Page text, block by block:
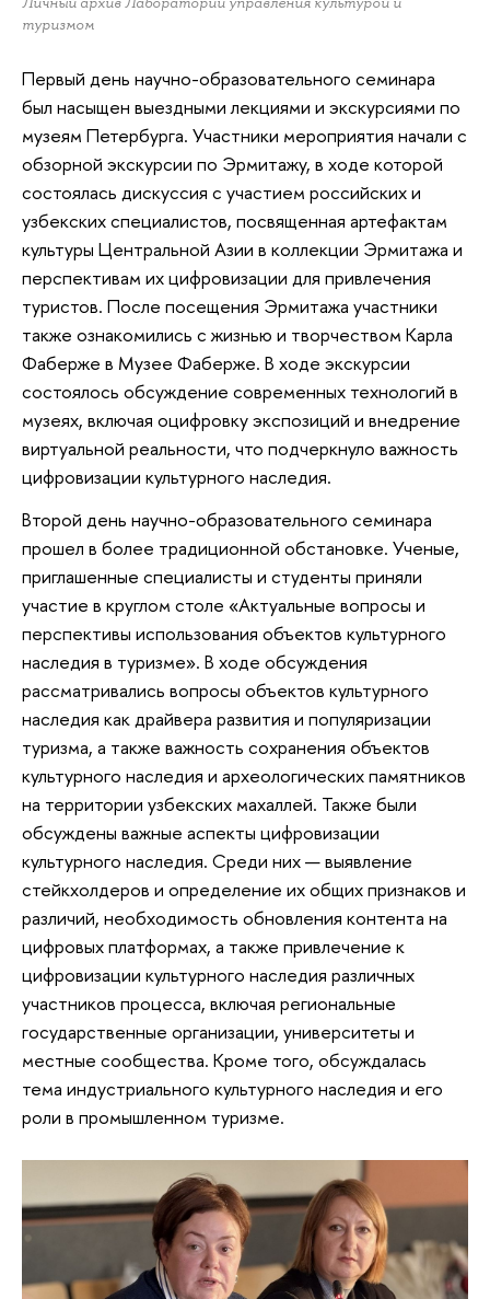
туризмом
Первый день научно-образовательного семинара
был насыщен выездными лекциями и экскурсиями по
музеям Петербурга. Участники мероприятия начали с
обзорной экскурсии по Эрмитажу, в ходе которой
состоялась дискуссия с участием российских и
узбекских специалистов, посвященная артефактам
культуры Центральной Азии в коллекции Эрмитажа и
перспективам их цифровизации для привлечения
туристов. После посещения Эрмитажа участники
также ознакомились с жизнью и творчеством Карла
Фаберже в Музее Фаберже. В ходе экскурсии
состоялось обсуждение современных технологий в
музеях, включая оцифровку экспозиций и внедрение
виртуальной реальности, что подчеркнуло важность
цифровизации культурного наследия.
Второй день научно-образовательного семинара
прошел в более традиционной обстановке. Ученые,
приглашенные специалисты и студенты приняли
участие в круглом столе «Актуальные вопросы и
перспективы использования объектов культурного
наследия в туризме». В ходе обсуждения
рассматривались вопросы объектов культурного
наследия как драйвера развития и популяризации
туризма, а также важность сохранения объектов
культурного наследия и археологических памятников
на территории узбекских махаллей. Также были
обсуждены важные аспекты цифровизации
культурного наследия. Среди них — выявление
стейкхолдеров и определение их общих признаков и
различий, необходимость обновления контента на
цифровых платформах, а также привлечение к
цифровизации культурного наследия различных
участников процесса, включая региональные
государственные организации, университеты и
местные сообщества. Кроме того, обсуждалась
тема индустриального культурного наследия и его
роли в промышленном туризме.